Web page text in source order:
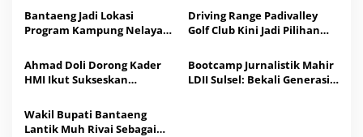
SDM Bantaeng ke Jepang
Terbuka
Bantaeng Jadi Lokasi
Program Kampung Nelayan
Pajukukang-Bonto Jai Siap
Disulap
Driving Range Padivalley
Golf Club Kini Jadi Pilihan
Terpendam
Ahmad Doli Dorong Kader
HMI Ikut Sukseskan
Kabupaten Bantaeng
Bootcamp Jurnalistik Mahir
LDII Sulsel: Bekali Generasi
Wakil Bupati Bantaeng
Lantik Muh Rivai Sebagai